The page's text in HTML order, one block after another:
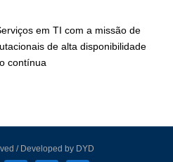
em TI com a missão de
de alta disponibilidade
contínua
/ Developed by DYD